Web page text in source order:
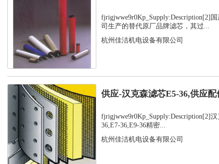
fjrigjwwe9r0Kp_Supply:Description[2]
司生产的替代原厂品牌滤芯，其过...
杭州佳洁机电设备有限公司
供应-汉克森滤芯E5-36,供应配
fjrigjwwe9r0Kp_Supply:Description[2]
36,E7-36,E9-36精密...
杭州佳洁机电设备有限公司